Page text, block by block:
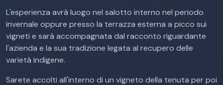
L'esperienza avrà luogo nel salotto interno nel periodo
invernale oppure presso la terrazza esterna a picco sui
vigneti e sarà accompagnata dal racconto riguardante
l'azienda e la sua tradizione legata al recupero delle
varietà indigene.
Sarete accolti all'interno di un vigneto della tenuta per poi